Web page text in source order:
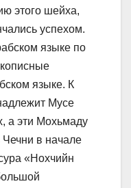
этого шейха,
успехом.
языке по
языке. К
Мусе
а эти Мохьмаду
в начале
«Нохчийн